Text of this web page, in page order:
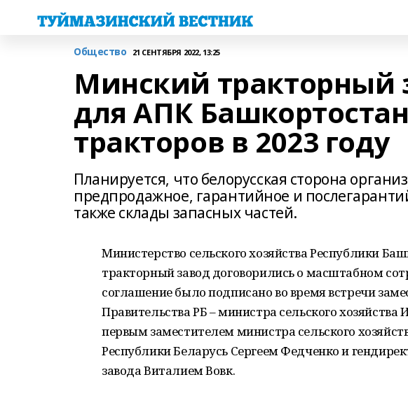
Общество 21 СЕНТЯБРЯ 2022, 13:25
Минский тракторный
для АПК
тракторов в 2023 году
Планируется, что белорусская сторона
предпродажное, гарантийное и
также склады запасных частей.
Министерство сельского хозяйства Республики
тракторный завод договорились о масштабном
соглашение было подписано во время встречи
Правительства РБ – министра сельского
первым заместителем министра сельского
Республики Беларусь Сергеем Федченко и
завода Виталием Вовк.